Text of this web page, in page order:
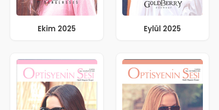
Ekim 2025 Eylül 2025